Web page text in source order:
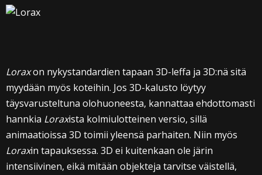
Loraxon nykystandardien tapaan 3D-leffa ja 3D:nä sitä
myydään myös koteihin. Jos 3D-kalusto löytyy
täysvarusteltuna olohuoneesta, kannattaa ehdottomasti
hannkia Loraxista kolmiulotteinen versio, sillä
animaatioissa 3D toimii yleensä parhaiten. Niin myös
Loraxin tapauksessa. 3D ei kuitenkaan ole järin
intensiivinen, eikä mitään objekteja tarvitse väistellä,